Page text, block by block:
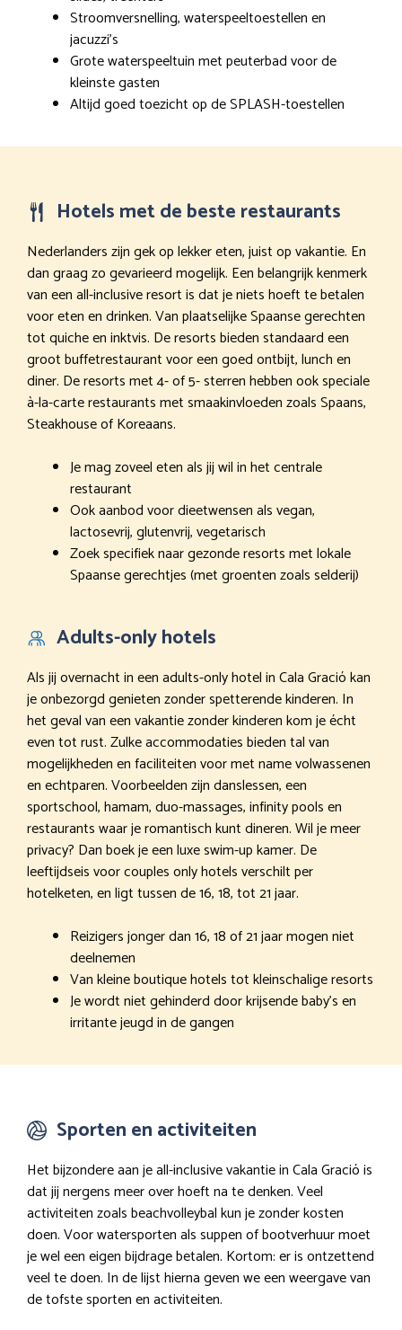
Stroomversnelling, waterspeeltoestellen en
jacuzzi’s
Grote waterspeeltuin met peuterbad voor de
kleinste gasten
Altijd goed toezicht op de SPLASH-toestellen
Hotels met de beste restaurants
Nederlanders zijn gek op lekker eten, juist op vakantie. En
dan graag zo gevarieerd mogelijk. Een belangrijk kenmerk
van een all-inclusive resort is dat je niets hoeft te betalen
voor eten en drinken. Van plaatselijke Spaanse gerechten
tot quiche en inktvis. De resorts bieden standaard een
groot buffetrestaurant voor een goed ontbijt, lunch en
diner. De resorts met 4- of 5- sterren hebben ook speciale
à-la-carte restaurants met smaakinvloeden zoals Spaans,
Steakhouse of Koreaans.
Je mag zoveel eten als jij wil in het centrale
restaurant
Ook aanbod voor dieetwensen als vegan,
lactosevrij, glutenvrij, vegetarisch
Zoek specifiek naar gezonde resorts met lokale
Spaanse gerechtjes (met groenten zoals selderij)
Adults-only hotels
Als jij overnacht in een adults-only hotel in Cala Gració kan
je onbezorgd genieten zonder spetterende kinderen. In
het geval van een vakantie zonder kinderen kom je écht
even tot rust. Zulke accommodaties bieden tal van
mogelijkheden en faciliteiten voor met name volwassenen
en echtparen. Voorbeelden zijn danslessen, een
sportschool, hamam, duo-massages, infinity pools en
restaurants waar je romantisch kunt dineren. Wil je meer
privacy? Dan boek je een luxe swim-up kamer. De
leeftijdseis voor couples only hotels verschilt per
hotelketen, en ligt tussen de 16, 18, tot 21 jaar.
Reizigers jonger dan 16, 18 of 21 jaar mogen niet
deelnemen
Van kleine boutique hotels tot kleinschalige resorts
Je wordt niet gehinderd door krijsende baby’s en
irritante jeugd in de gangen
Sporten en activiteiten
Het bijzondere aan je all-inclusive vakantie in Cala Gració is
dat jij nergens meer over hoeft na te denken. Veel
activiteiten zoals beachvolleybal kun je zonder kosten
doen. Voor watersporten als suppen of bootverhuur moet
je wel een eigen bijdrage betalen. Kortom: er is ontzettend
veel te doen. In de lijst hierna geven we een weergave van
de tofste sporten en activiteiten.